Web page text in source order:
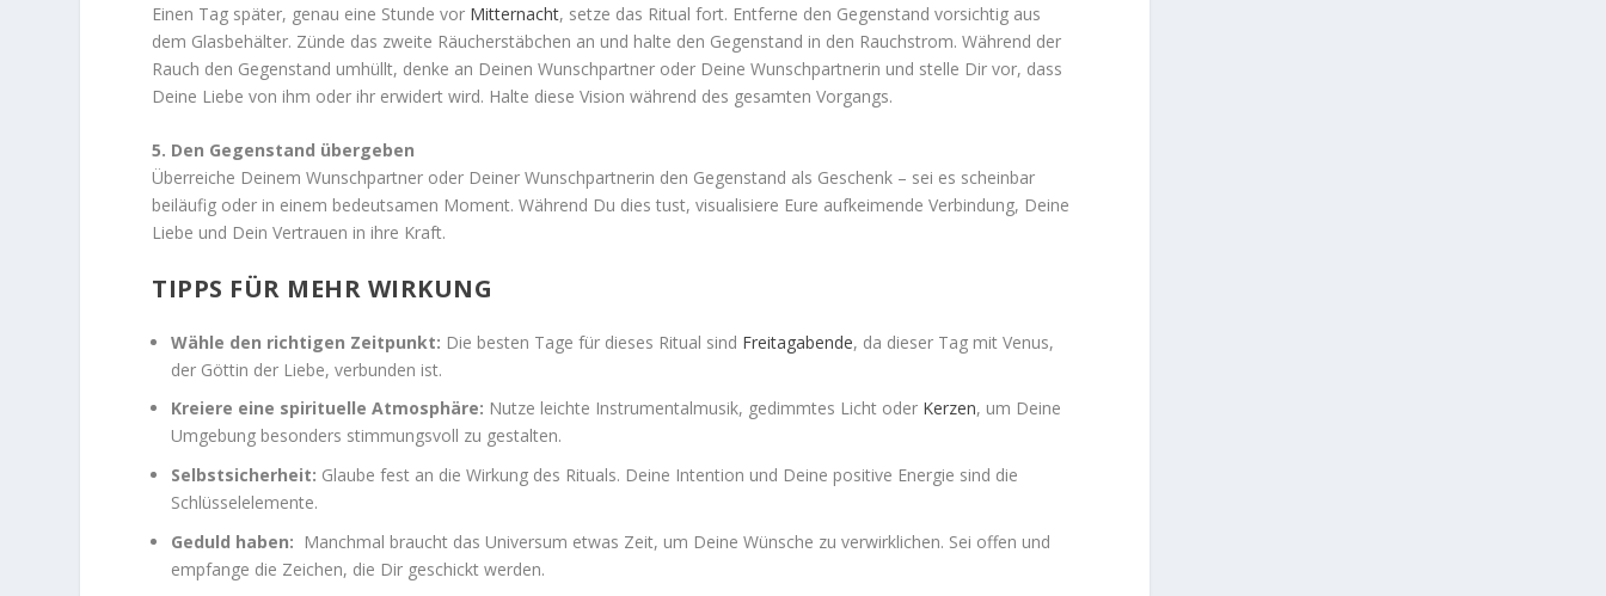
Einen Tag später, genau eine Stunde vor Mitternacht, setze das Ritual fort. Entferne den Gegenstand vorsichtig aus
dem Glasbehälter. Zünde das zweite Räucherstäbchen an und halte den Gegenstand in den Rauchstrom. Während der
Rauch den Gegenstand umhüllt, denke an Deinen Wunschpartner oder Deine Wunschpartnerin und stelle Dir vor, dass
Deine Liebe von ihm oder ihr erwidert wird. Halte diese Vision während des gesamten Vorgangs.
5. Den Gegenstand übergeben
Überreiche Deinem Wunschpartner oder Deiner Wunschpartnerin den Gegenstand als Geschenk – sei es scheinbar
beiläufig oder in einem bedeutsamen Moment. Während Du dies tust, visualisiere Eure aufkeimende Verbindung, Deine
Liebe und Dein Vertrauen in ihre Kraft.
TIPPS FÜR MEHR WIRKUNG
Wähle den richtigen Zeitpunkt: Die besten Tage für dieses Ritual sind Freitagabende, da dieser Tag mit Venus,
der Göttin der Liebe, verbunden ist.
Kreiere eine spirituelle Atmosphäre: Nutze leichte Instrumentalmusik, gedimmtes Licht oder Kerzen, um Deine
Umgebung besonders stimmungsvoll zu gestalten.
Selbstsicherheit: Glaube fest an die Wirkung des Rituals. Deine Intention und Deine positive Energie sind die
Schlüsselelemente.
Geduld haben: Manchmal braucht das Universum etwas Zeit, um Deine Wünsche zu verwirklichen. Sei offen und
empfange die Zeichen, die Dir geschickt werden.